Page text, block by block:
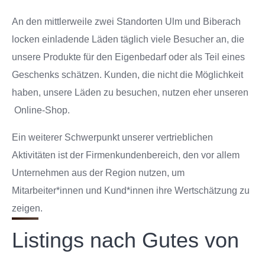
An den mittlerweile zwei Standorten Ulm und Biberach
locken einladende Läden täglich viele Besucher an, die
unsere Produkte für den Eigenbedarf oder als Teil eines
Geschenks schätzen. Kunden, die nicht die Möglichkeit
haben, unsere Läden zu besuchen, nutzen eher unseren
Online-Shop.
Ein weiterer Schwerpunkt unserer vertrieblichen
Aktivitäten ist der Firmenkundenbereich, den vor allem
Unternehmen aus der Region nutzen, um
Mitarbeiter*innen und Kund*innen ihre Wertschätzung zu
zeigen.
Listings nach Gutes von